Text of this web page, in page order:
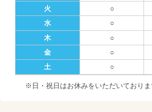
火
水
木
金
土
○
○
○
○
○
※日・祝日はお休みをいただいておりま